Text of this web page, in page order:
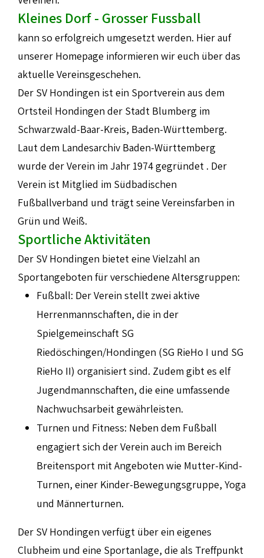
Kleines Dorf - Grosser Fussball
kann so erfolgreich umgesetzt werden. Hier auf
unserer Homepage informieren wir euch über das
aktuelle Vereinsgeschehen.
Der SV Hondingen ist ein Sportverein aus dem
Ortsteil Hondingen der Stadt Blumberg im
Schwarzwald-Baar-Kreis, Baden-Württemberg.
Laut dem Landesarchiv Baden-Württemberg
wurde der Verein im Jahr 1974 gegründet . Der
Verein ist Mitglied im Südbadischen
Fußballverband und trägt seine Vereinsfarben in
Grün und Weiß.​
Sportliche Aktivitäten
Der SV Hondingen bietet eine Vielzahl an
Sportangeboten für verschiedene Altersgruppen:​
Fußball: Der Verein stellt zwei aktive
Herrenmannschaften, die in der
Spielgemeinschaft SG
Riedöschingen/Hondingen (SG RieHo I und SG
RieHo II) organisiert sind. Zudem gibt es elf
Jugendmannschaften, die eine umfassende
Nachwuchsarbeit gewährleisten.
Turnen und Fitness: Neben dem Fußball
engagiert sich der Verein auch im Bereich
Breitensport mit Angeboten wie Mutter-Kind-
Turnen, einer Kinder-Bewegungsgruppe, Yoga
und Männerturnen.
Der SV Hondingen verfügt über ein eigenes
Clubheim und eine Sportanlage, die als Treffpunkt